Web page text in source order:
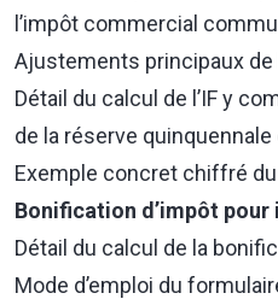
l’impôt commercial
Ajustements principaux de
Détail du calcul de l’IF y
de la réserve quinquennale
Exemple concret chiffré
Bonification d’impôt
Détail du calcul de la
Mode d’emploi du